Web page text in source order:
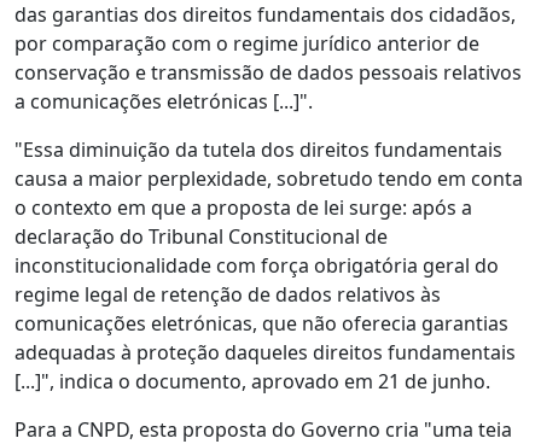
das garantias dos direitos fundamentais dos cidadãos,
por comparação com o regime jurídico anterior de
conservação e transmissão de dados pessoais relativos
a comunicações eletrónicas [...]".
"Essa diminuição da tutela dos direitos fundamentais
causa a maior perplexidade, sobretudo tendo em conta
o contexto em que a proposta de lei surge: após a
declaração do Tribunal Constitucional de
inconstitucionalidade com força obrigatória geral do
regime legal de retenção de dados relativos às
comunicações eletrónicas, que não oferecia garantias
adequadas à proteção daqueles direitos fundamentais
[...]", indica o documento, aprovado em 21 de junho.
Para a CNPD, esta proposta do Governo cria "uma teia